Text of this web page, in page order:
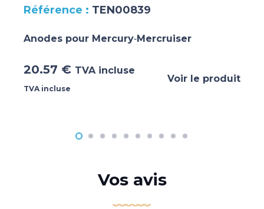
TEN00839
Anodes pour Mercury‐Mercruiser
20.57 € TVA incluse
TVA incluse
Voir le produit
Vos avis